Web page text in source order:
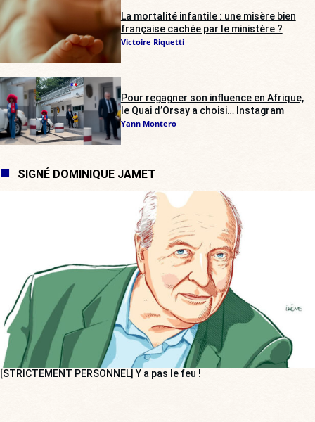
La mortalité infantile : une misère bien
française cachée par le ministère ?
Victoire Riquetti
Pour regagner son influence en Afrique,
le Quai d’Orsay a choisi… Instagram
Yann Montero
SIGNÉ DOMINIQUE JAMET
[STRICTEMENT PERSONNEL] Y a pas le feu !